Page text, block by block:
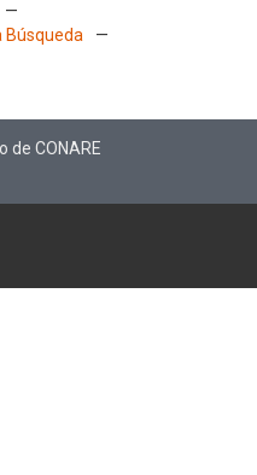
—
Búsqueda
—
de CONARE